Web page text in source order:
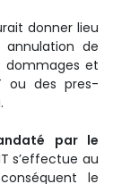
donner lieu
annulation de
et
ou des pres­
par le
s’effectue au
le